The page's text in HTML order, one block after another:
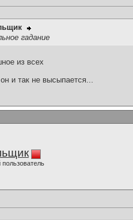
гадание
из всех
и так не высыпается...